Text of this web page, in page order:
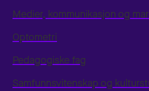
Medier, kommunikasjon og
Optometri
Pedagogiske fag
Samfunnsvitenskap og